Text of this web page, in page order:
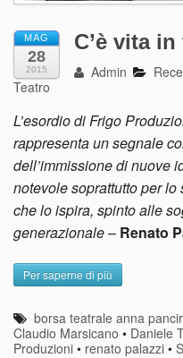
MAG
28
2015
C’è vita
Admin
Teatro
L’esordio di Frigo
rappresenta un segnale
dell’immissione di nuove
notevole soprattutto per
che lo ispira, spinto alle
generazionale– Renato
Per saperne di più
borsa teatrale anna
Claudio Marsicano • Daniele
Produzioni • renato palazzi •